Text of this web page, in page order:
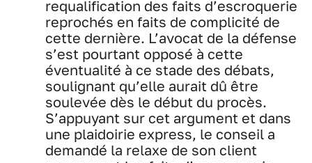
requalification des faits d’escroquerie
reprochés en faits de complicité de
cette dernière. L’avocat de la défense
s’est pourtant opposé à cette
éventualité à ce stade des débats,
soulignant qu’elle aurait dû être
soulevée dès le début du procès.
S’appuyant sur cet argument et dans
une plaidoirie express, le conseil a
demandé la relaxe de son client